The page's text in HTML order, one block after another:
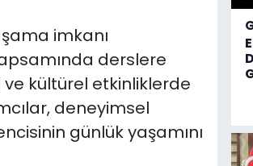
imkanı
derslere
ve kültürel etkinliklerde
deneyimsel
günlük yaşamını